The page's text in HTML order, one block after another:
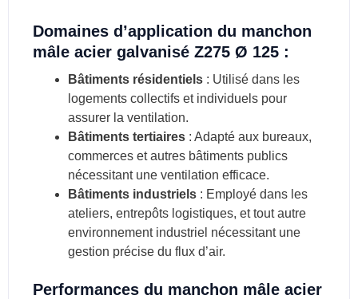
Domaines d’application du manchon
mâle acier galvanisé Z275 Ø 125 :
Bâtiments résidentiels: Utilisé dans les
logements collectifs et individuels pour
assurer la ventilation.
Bâtiments tertiaires: Adapté aux bureaux,
commerces et autres bâtiments publics
nécessitant une ventilation efficace.
Bâtiments industriels: Employé dans les
ateliers, entrepôts logistiques, et tout autre
environnement industriel nécessitant une
gestion précise du flux d’air.
Performances du manchon mâle acier